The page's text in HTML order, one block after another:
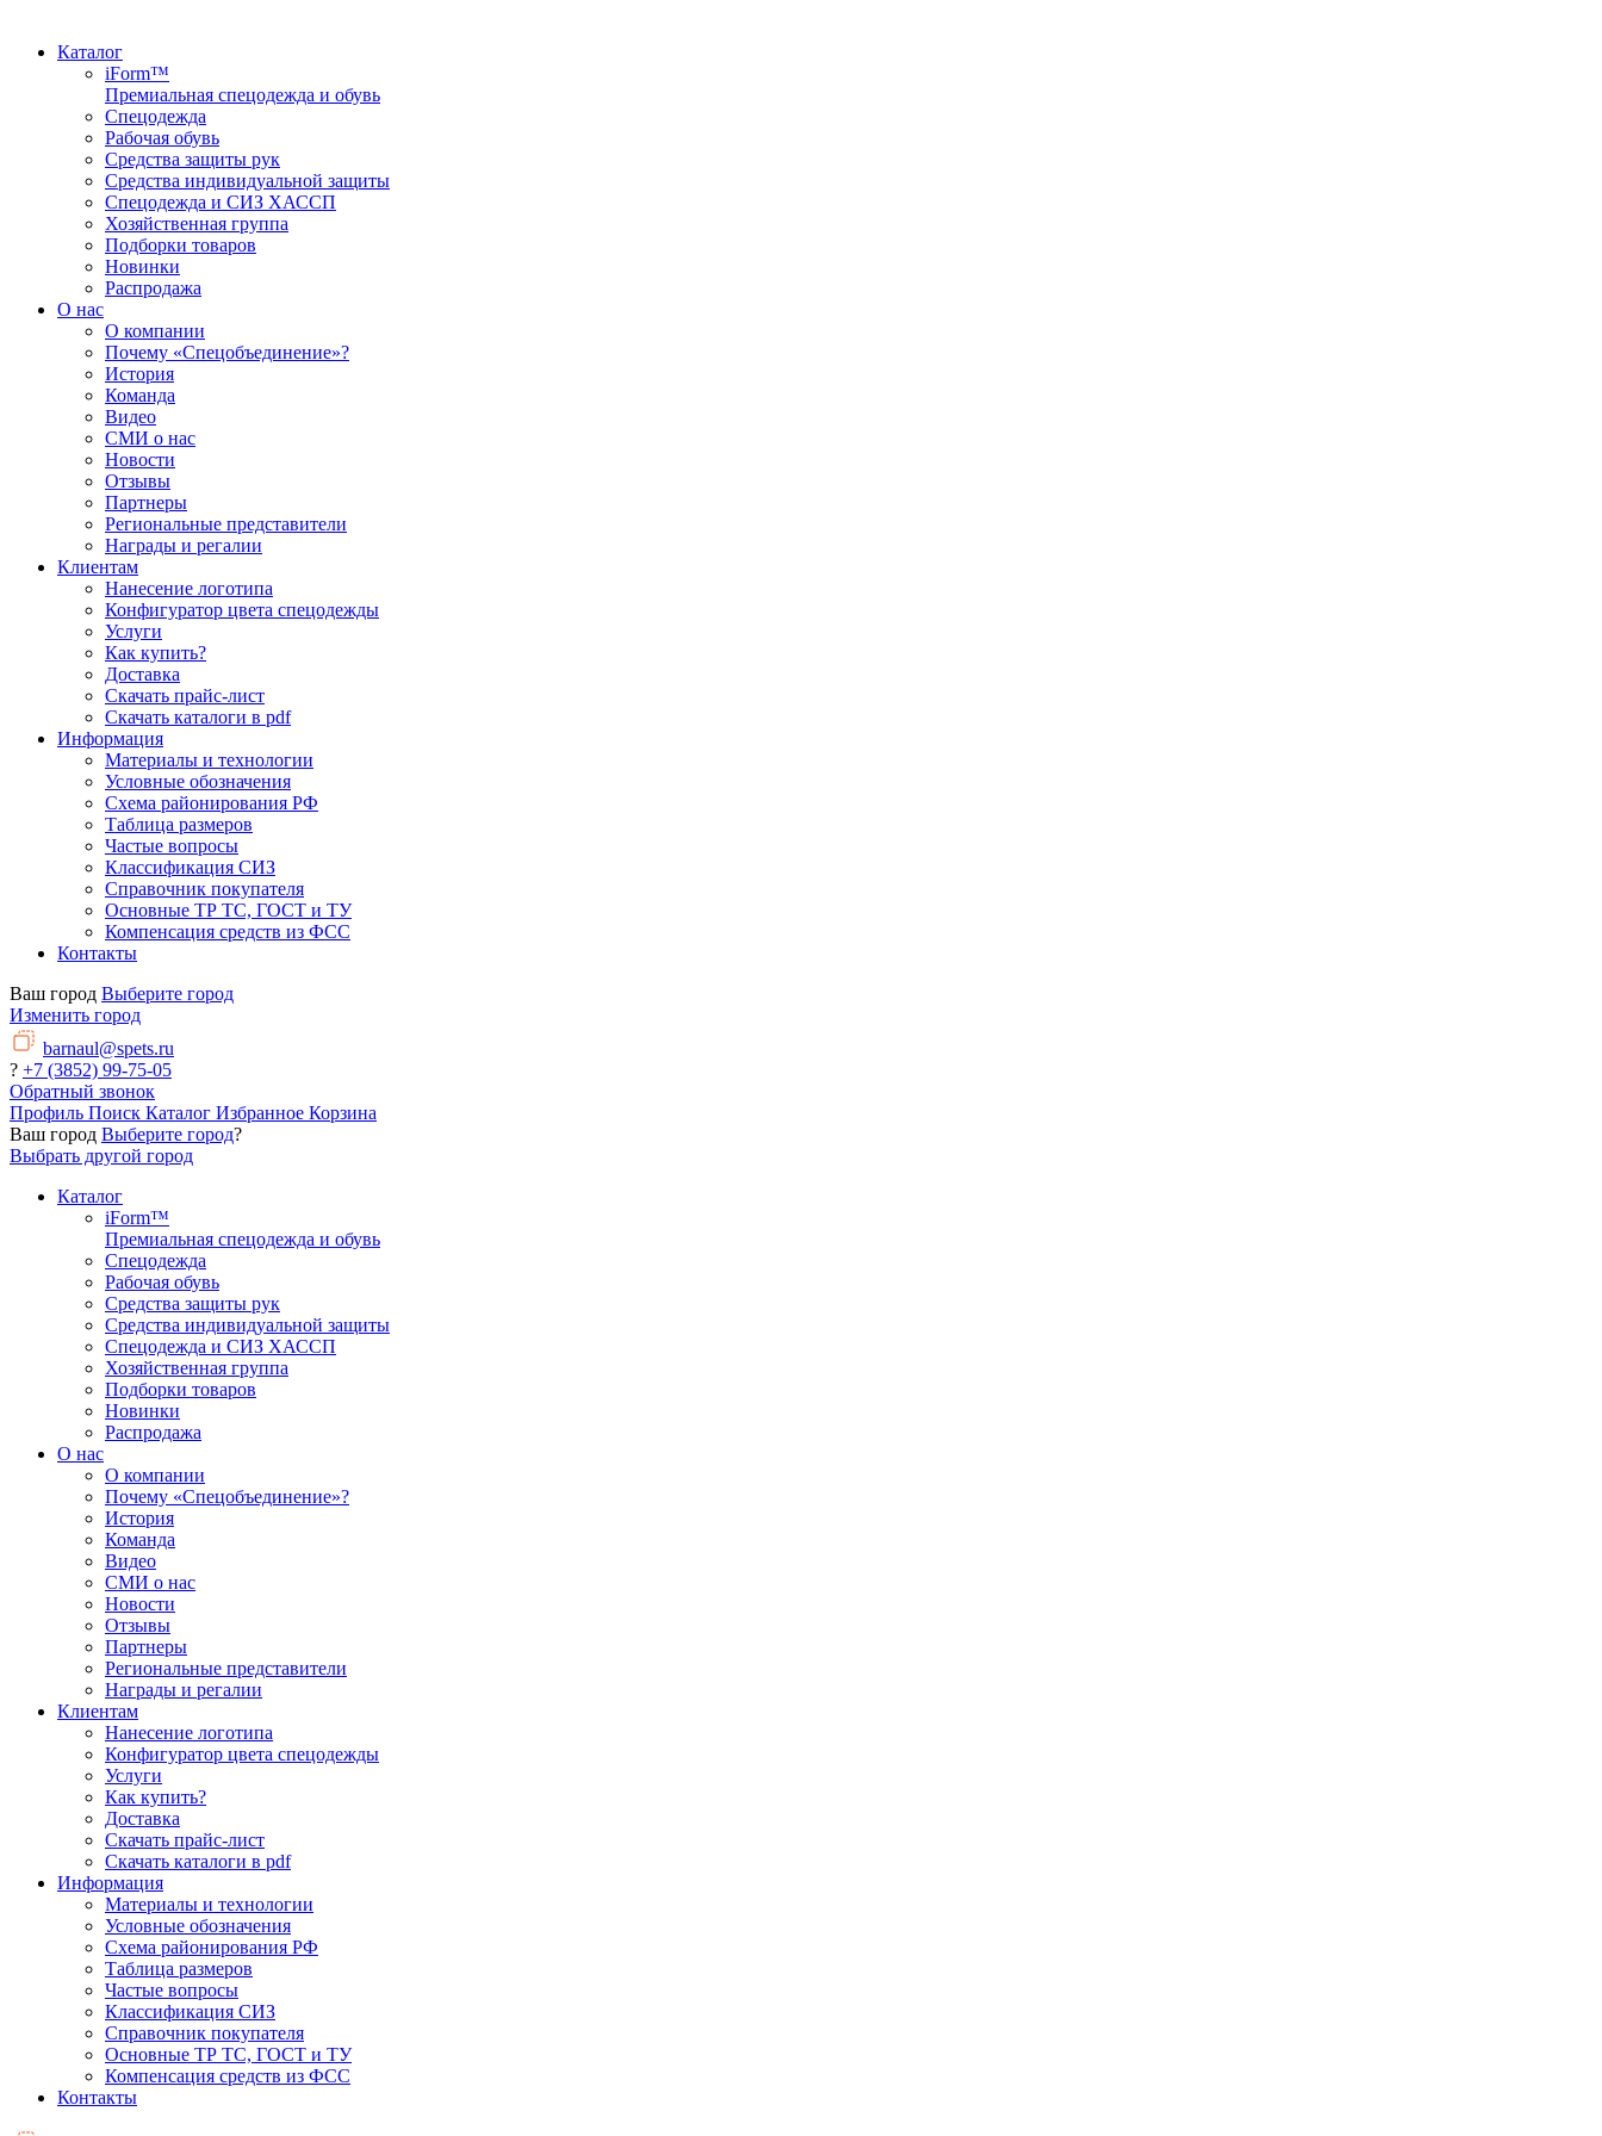
Каталог
iForm™
Премиальная спецодежда и обувь
Спецодежда
Рабочая обувь
Средства защиты рук
Средства индивидуальной защиты
Спецодежда и СИЗ ХАССП
Хозяйственная группа
Подборки товаров
Новинки
Распродажа
О нас
О компании
Почему «Спецобъединение»?
История
Команда
Видео
СМИ о нас
Новости
Отзывы
Партнеры
Региональные представители
Награды и регалии
Клиентам
Нанесение логотипа
Конфигуратор цвета спецодежды
Услуги
Как купить?
Доставка
Скачать прайс-лист
Скачать каталоги в pdf
Информация
Материалы и технологии
Условные обозначения
Схема районирования РФ
Таблица размеров
Частые вопросы
Классификация СИЗ
Справочник покупателя
Основные ТР ТС, ГОСТ и ТУ
Компенсация средств из ФСС
Контакты
Ваш город Выберите город
Изменить город
barnaul@spets.ru
? +7 (3852) 99-75-05
Обратный звонок
Профиль Поиск Каталог Избранное Корзина
Ваш город Выберите город?
Выбрать другой город
Каталог
iForm™
Премиальная спецодежда и обувь
Спецодежда
Рабочая обувь
Средства защиты рук
Средства индивидуальной защиты
Спецодежда и СИЗ ХАССП
Хозяйственная группа
Подборки товаров
Новинки
Распродажа
О нас
О компании
Почему «Спецобъединение»?
История
Команда
Видео
СМИ о нас
Новости
Отзывы
Партнеры
Региональные представители
Награды и регалии
Клиентам
Нанесение логотипа
Конфигуратор цвета спецодежды
Услуги
Как купить?
Доставка
Скачать прайс-лист
Скачать каталоги в pdf
Информация
Материалы и технологии
Условные обозначения
Схема районирования РФ
Таблица размеров
Частые вопросы
Классификация СИЗ
Справочник покупателя
Основные ТР ТС, ГОСТ и ТУ
Компенсация средств из ФСС
Контакты